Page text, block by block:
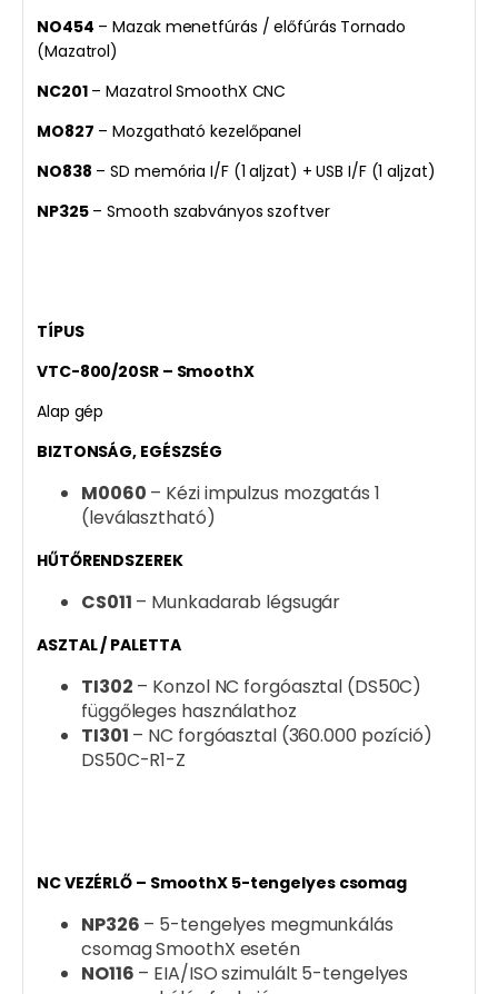
NO454 – Mazak menetfúrás / előfúrás Tornado
(Mazatrol)
NC201– Mazatrol SmoothX CNC
MO827 – Mozgatható kezelőpanel
NO838 – SD memória I/F (1 aljzat) + USB I/F (1 aljzat)
NP325– Smooth szabványos szoftver
TÍPUS
VTC-800/20SR – SmoothX
Alap gép
BIZTONSÁG, EGÉSZSÉG
M0060 – Kézi impulzus mozgatás 1
(leválasztható)
HŰTŐRENDSZEREK
CS011 – Munkadarab légsugár
ASZTAL / PALETTA
TI302 – Konzol NC forgóasztal (DS50C)
függőleges használathoz
TI301 – NC forgóasztal (360.000 pozíció)
DS50C-R1-Z
NC VEZÉRLŐ – SmoothX 5-tengelyes csomag
NP326 – 5-tengelyes megmunkálás
csomag SmoothX esetén
NO116 – EIA/ISO szimulált 5-tengelyes